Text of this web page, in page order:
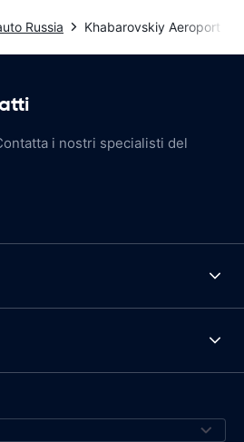
Russia Khabarovskiy Aeroport
i nostri specialisti del